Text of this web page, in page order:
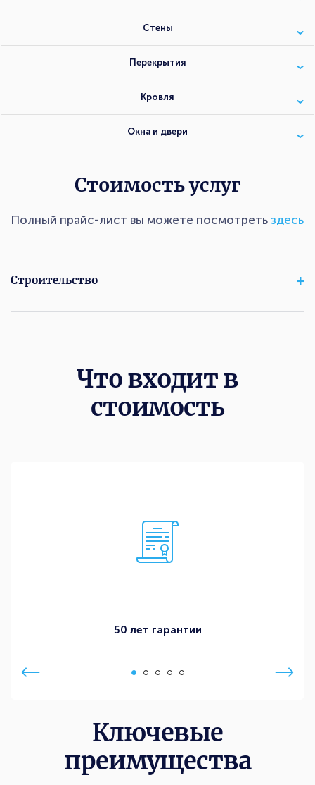
Стены
Перекрытия
Кровля
Окна и двери
Стоимость услуг
Полный прайс-лист вы можете посмотреть здесь
Строительство
Что входит в
стоимость
50 лет гарантии
Ключевые
преимущества